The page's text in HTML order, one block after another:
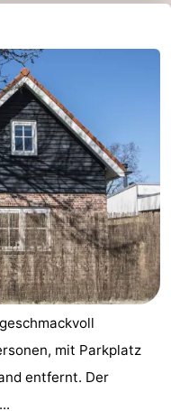
mit Parkplatz
entfernt. Der